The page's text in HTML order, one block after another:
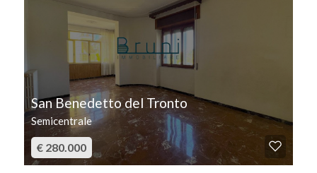
San Benedetto del Tronto
Semicentrale
€ 280.000